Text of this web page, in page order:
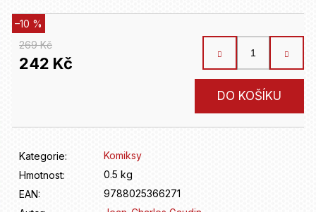
269 Kč
–10 %
242 Kč
DO KOŠÍKU
Kategorie:
Komiksy
Hmotnost:
0.5 kg
EAN:
9788025366271
?
o
u
č
u